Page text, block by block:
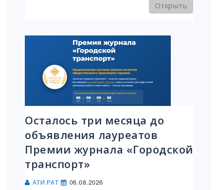
Открыть
Осталось три месяца до
объявления лауреатов
Премии журнала «Городской
транспорт»
АТИ РАТ 06.08.2026